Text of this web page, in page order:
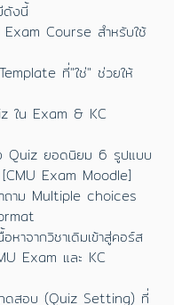
ดังนี้
Exam Course สำหรับใช้
ที่"ใช่" ช่วยให้
ใน Exam & KC
Quiz ยอดนิยม 6 รูปแบบ
Exam Moodle]
ำถาม Multiple choices
หาจากวิชาเดิมเข้าสู่คอร์ส
Exam และ KC
ดสอบ (Quiz Setting) ที่